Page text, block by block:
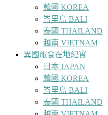
韓國 KOREA
峇里島 BALI
泰國 THAILAND
越南 VIETNAM
異國旅食在地紀實
日本 JAPAN
韓國 KOREA
峇里島 BALI
泰國 THAILAND